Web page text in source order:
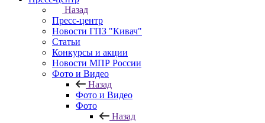
Назад
Пресс-центр
Новости ГПЗ "Кивач"
Статьи
Конкурсы и акции
Новости МПР России
Фото и Видео
Назад
Фото и Видео
Фото
Назад